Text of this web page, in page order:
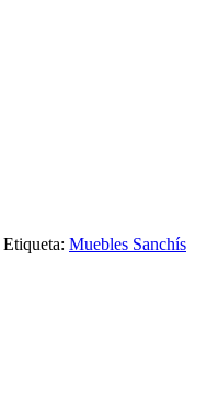
Etiqueta: Muebles Sanchís